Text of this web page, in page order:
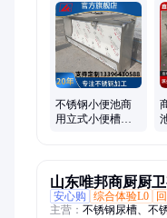
不锈钢小便池商
用立式小便槽尿
山东唯邦商厨厨
安心购
综合体验L0
主营： 不锈钢尿槽、不